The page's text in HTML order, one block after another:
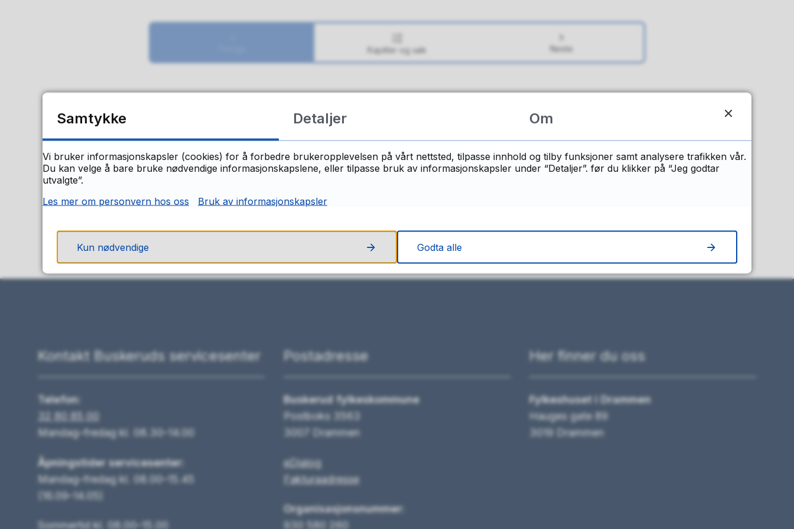
Kapitler og søk Neste
Fant du det du lette etter på denne siden?
Kontakt Buskeruds servicesenter
Telefon:
32 80 85 00
Mandag–fredag kl. 08.30–14.00
Åpningstider servicesenter:
Mandag–fredag kl. 08.00–15.45
(16.09–14.05)
Sommertid kl. 08.00–15.00
Postadresse
Buskerud fylkeskommune
Postboks 3563
3007 Drammen
eDialog
Fakturaadresse
Organisasjonsnummer:
930 580 260
Her finner du oss
Fylkeshuset i Drammen
Hauges gate 89
3019 Drammen
Samtykke Detaljer Om
Vi bruker informasjonskapsler (cookies) for å forbedre brukeropplevelsen på vårt nettsted, tilpasse innhold og tilby funksjoner samt analysere trafikken vår.
Du kan velge å bare bruke nødvendige informasjonskapslene, eller tilpasse bruk av informasjonskapsler under “Detaljer”. før du klikker på “Jeg godtar
utvalgte”.
Les mer om personvern hos oss
Bruk av informasjonskapsler
Kun nødvendige Godta alle